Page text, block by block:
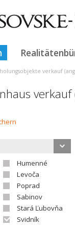
verkauf
Humenné
Levoča
Poprad
Sabinov
Stará Ľubovňa
Svidník